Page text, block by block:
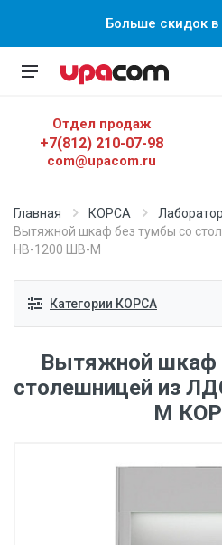
Больше скидок
Отдел продаж
+7(812) 210-07-98
com@upacom.ru
Главная КОРСА
Вытяжной шкаф без тумбы со
НВ-1200 ШВ-М
Категории КОРСА
Вытяжной шкаф
столешницей из
М